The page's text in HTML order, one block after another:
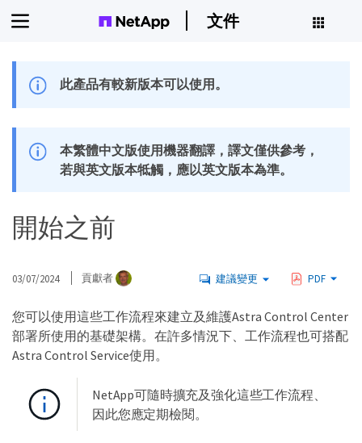
文件
此產品有較新版本可以使用。
本繁體中文版使用機器翻譯，譯文僅供參考，
若與英文版本牴觸，應以英文版本為準。
開始之前
03/07/2024 貢獻者 建議變更 PDF
您可以使用這些工作流程來建立及維護Astra Control Center
部署所使用的基礎架構。在許多情況下、工作流程也可搭配
Astra Control Service使用。
NetApp可隨時擴充及強化這些工作流程、
因此您應定期檢閱。